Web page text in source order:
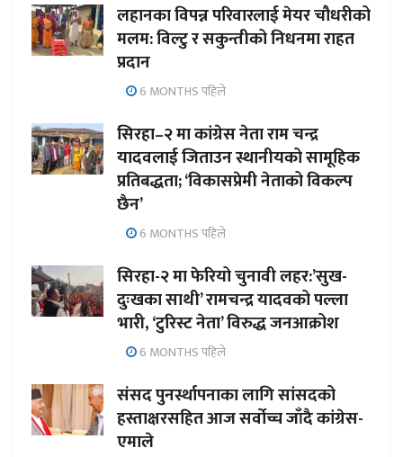
लहानका विपन्न परिवारलाई मेयर चौधरीको
मलम: विल्टु र सकुन्तीको निधनमा राहत
प्रदान
6 MONTHS पहिले
सिरहा–२ मा कांग्रेस नेता राम चन्द्र
यादवलाई जिताउन स्थानीयको सामूहिक
प्रतिबद्धता; ‘विकासप्रेमी नेताको विकल्प
छैन’
6 MONTHS पहिले
सिरहा-२ मा फेरियो चुनावी लहर:’सुख-
दुःखका साथी’ रामचन्द्र यादवको पल्ला
भारी, ‘टुरिस्ट नेता’ विरुद्ध जनआक्रोश
6 MONTHS पहिले
संसद पुनर्स्थापनाका लागि सांसदको
हस्ताक्षरसहित आज सर्वोच्च जाँदै कांग्रेस-
एमाले